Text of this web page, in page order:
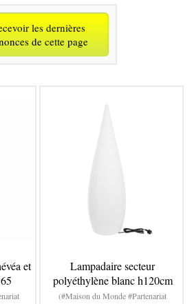
les dernières
de cette page
et
Lampadaire secteur
polyéthylène blanc h120cm
(#Maison du Monde #Partenariat